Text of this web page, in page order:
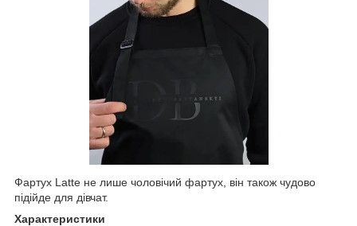
Фартух Latte не лише чоловічий фартух, він також чудово
підійде для дівчат.
Характеристики